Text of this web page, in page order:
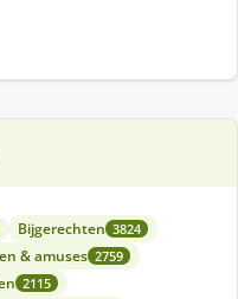
Bijgerechten 3824
& amuses 2759
2115